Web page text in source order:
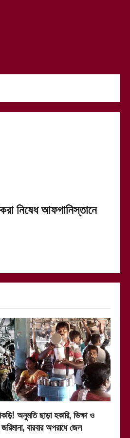
নিষেধ আফগানিস্তানে
অনুমতি ছাড়া হকারি, ভিক্ষা ও
বারবার অপরাধে জেল